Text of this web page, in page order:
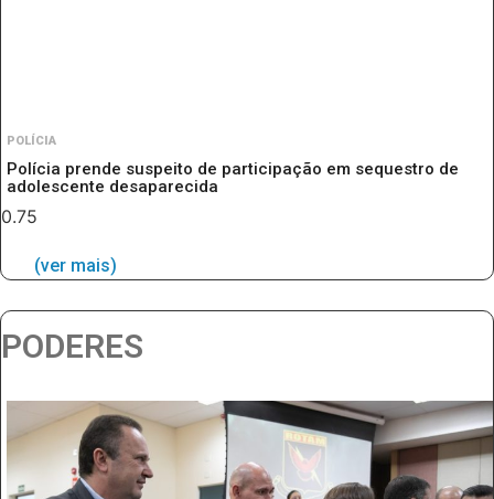
POLÍCIA
Polícia prende suspeito de participação em sequestro de
adolescente desaparecida
(ver mais)
PODERES